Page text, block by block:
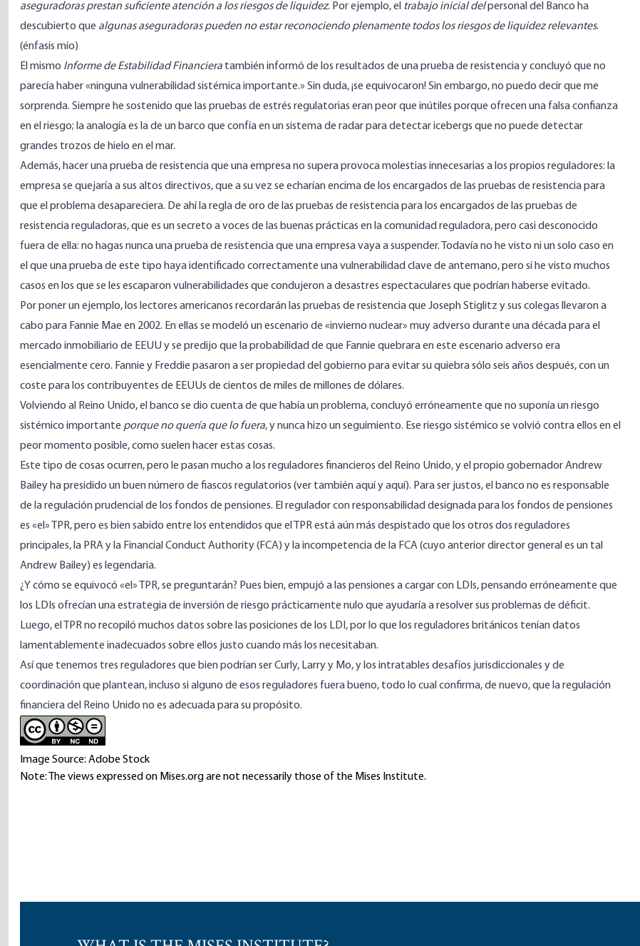
aseguradoras prestan suficiente atención a los riesgos de liquidez. Por ejemplo, el trabajo inicial delpersonal del Banco ha
descubierto que algunas aseguradoras pueden no estar reconociendo plenamente todos los riesgos de liquidez relevantes.
(énfasis mío)
El mismo Informe de Estabilidad Financiera también informó de los resultados de una prueba de resistencia y concluyó que no
parecía haber «ninguna vulnerabilidad sistémica importante.» Sin duda, ¡se equivocaron! Sin embargo, no puedo decir que me
sorprenda. Siempre he sostenido que las pruebas de estrés regulatorias eranpeor que inútiles porque ofrecen una falsa confianza
en el riesgo; la analogía es la de un barco que confía en un sistema de radar para detectar icebergs que no puede detectar
grandes trozos de hielo en el mar.
Además, hacer una prueba de resistencia que una empresa no supera provoca molestias innecesarias a los propios reguladores: la
empresa se quejaría a sus altos directivos, que a su vez se echarían encima de los encargados de las pruebas de resistencia para
que el problema desapareciera. De ahí la regla de oro de las pruebas de resistencia para los encargados de las pruebas de
resistencia reguladoras, que es un secreto a voces de las buenas prácticas en la comunidad reguladora, pero casi desconocido
fuera de ella: no hagas nunca una prueba de resistencia que una empresa vaya a suspender. Todavía no he visto ni un solo caso en
el que una prueba de este tipo haya identificado correctamente una vulnerabilidad clave de antemano, pero sí he visto muchos
casos en los que se les escaparon vulnerabilidades que condujeron a desastres espectaculares que podrían haberse evitado.
Por poner un ejemplo, los lectores americanos recordarán las pruebas de resistenciaque Joseph Stiglitz y sus colegas llevaron a
cabo para Fannie Mae en 2002. En ellas se modeló un escenario de «invierno nuclear» muy adverso durante una década para el
mercado inmobiliario de EEUU y se predijo que la probabilidad de que Fannie quebrara en este escenario adverso era
esencialmente cero. Fannie y Freddie pasaron a ser propiedad del gobierno para evitar su quiebra sólo seis años después, con un
coste para los contribuyentes de EEUUs de cientos de miles de millones de dólares.
Volviendo al Reino Unido, el banco se dio cuenta de que había un problema, concluyó erróneamente que no suponía un riesgo
sistémico importante porque no quería que lo fuera, y nunca hizo un seguimiento. Ese riesgo sistémico se volvió contra ellos en el
peor momento posible, como suelen hacer estas cosas.
Este tipo de cosas ocurren, pero le pasan mucho a los reguladores financieros del Reino Unido, y el propio gobernador Andrew
Bailey ha presidido un buen número de fiascos regulatorios (ver tambiénaquíyaquí). Para ser justos, el banco no es responsable
de la regulación prudencial de los fondos de pensiones. El regulador con responsabilidad designada para los fondos de pensiones
es «el» TPR, pero es bien sabido entre los entendidos que el TPR está aún más despistado que los otros dos reguladores
principales, la PRA y la Financial Conduct Authority (FCA) y la incompetencia de la FCA (cuyo anterior director general es un tal
Andrew Bailey) es legendaria.
¿Y cómo se equivocó «el» TPR, se preguntarán? Pues bien, empujó a las pensiones acargar con LDIs, pensando erróneamente que
los LDIs ofrecían una estrategia de inversión de riesgo prácticamente nulo que ayudaría a resolver sus problemas de déficit.
Luego, el TPR no recopiló muchos datos sobre las posiciones de los LDI, por lo que los reguladores británicos tenían datos
lamentablemente inadecuados sobre ellos justo cuando más los necesitaban.
Así que tenemos tres reguladores que bien podrían ser Curly, Larry y Mo, y los intratables desafíos jurisdiccionales y de
coordinación que plantean, incluso si alguno de esos reguladores fuera bueno, todo lo cual confirma, de nuevo, que la regulación
financiera del Reino Unido no es adecuada para su propósito.
Image Source: Adobe Stock
Note: The views expressed on Mises.org are not necessarily those of the Mises Institute.